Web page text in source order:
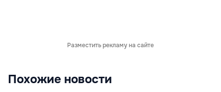
Разместить рекламу на сайте
Похожие новости